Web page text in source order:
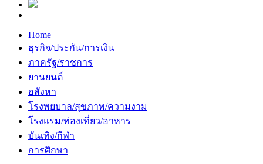
Home
ธุรกิจ/ประกัน/การเงิน
ภาครัฐ/ราชการ
ยานยนต์
อสังหา
โรงพยบาล/สุขภาพ/ความงาม
โรงแรม/ท่องเที่ยว/อาหาร
บันเทิง/กีฬา
การศึกษา